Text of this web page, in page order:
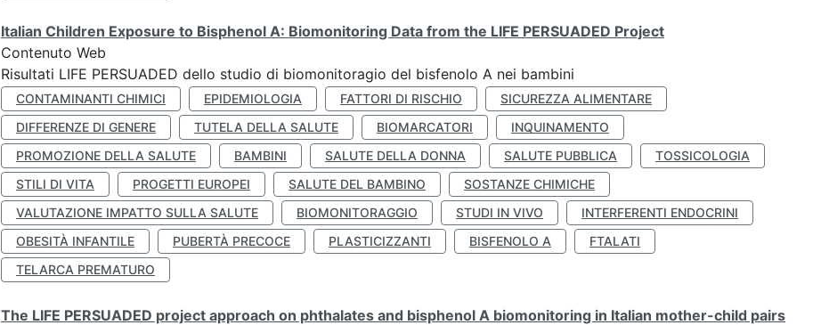
Italian Children Exposure to Bisphenol A: Biomonitoring Data from the LIFE PERSUADED Project
Contenuto Web
Risultati LIFE PERSUADED dello studio di biomonitoragio del bisfenolo A nei bambini
CONTAMINANTI CHIMICI EPIDEMIOLOGIA FATTORI DI RISCHIO
SICUREZZA ALIMENTARE
DIFFERENZE DI GENERE
TUTELA DELLA SALUTE BIOMARCATORI
INQUINAMENTO
PROMOZIONE DELLA SALUTE
BAMBINI SALUTE DELLA DONNA SALUTE PUBBLICA
TOSSICOLOGIA
STILI DI VITA
PROGETTI EUROPEI SALUTE DEL BAMBINO
SOSTANZE CHIMICHE
VALUTAZIONE IMPATTO SULLA SALUTE
BIOMONITORAGGIO STUDI IN VIVO
INTERFERENTI ENDOCRINI
OBESITÀ INFANTILE
PUBERTÀ PRECOCE PLASTICIZZANTI BISFENOLO A
FTALATI
TELARCA PREMATURO
The LIFE PERSUADED project approach on phthalates and bisphenol A biomonitoring in Italian mother-child pairs